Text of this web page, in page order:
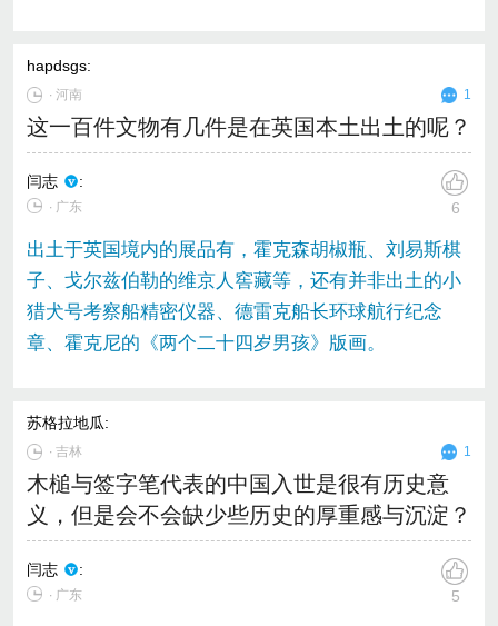
hapdsgs:
∙河南 1
这一百件文物有几件是在英国本土出土的呢？
闫志 :
∙ 广东 6
出土于英国境内的展品有，霍克森胡椒瓶、刘易斯棋
子、戈尔兹伯勒的维京人窖藏等，还有并非出土的小
猎犬号考察船精密仪器、德雷克船长环球航行纪念
章、霍克尼的《两个二十四岁男孩》版画。
苏格拉地瓜:
∙吉林 1
木槌与签字笔代表的中国入世是很有历史意
义，但是会不会缺少些历史的厚重感与沉淀？
闫志 :
∙ 广东 5